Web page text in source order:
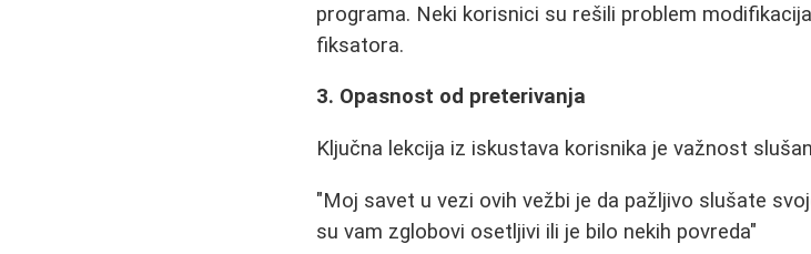
programa. Neki korisnici su rešili problem
fiksatora.
3. Opasnost od preterivanja
Ključna lekcija iz iskustava korisnika je važnost
"Moj savet u vezi ovih vežbi je da pažljivo slušate
su vam zglobovi osetljivi ili je bilo nekih povreda"